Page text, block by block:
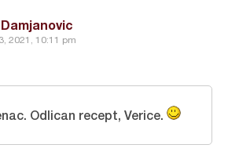
2021, 10:11 pm
Odlican recept, Verice.